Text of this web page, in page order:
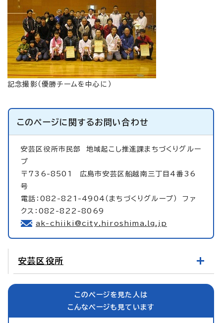
記念撮影（優勝チームを中心に）
このページに関するお問い合わせ
安芸区役所市民部 地域起こし推進課まちづくりグルー
プ
〒736-8501 広島市安芸区船越南三丁目4番36
号
電話：082-821-4904（まちづくりグループ） ファ
クス：082-822-8069
ak-chiiki@city.hiroshima.lg.jp
安芸区役所
このページを見た人は
こんなページも見ています